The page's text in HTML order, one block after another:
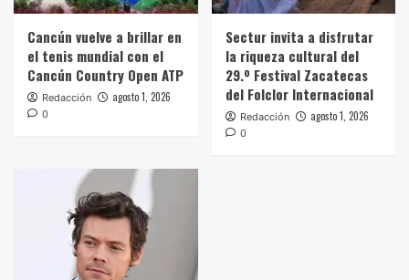
Cancún vuelve a brillar en
el tenis mundial con el
Cancún Country Open ATP
Redacción agosto 1, 2026
0
Sectur invita a disfrutar
la riqueza cultural del
29.º Festival Zacatecas
del Folclor Internacional
Redacción agosto 1, 2026
0